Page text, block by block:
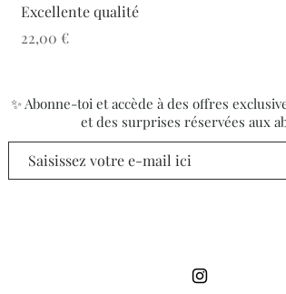
Excellente qualité
Prix
22,00 €
✨ Abonne-toi et accède à des offres
et des surprises réservées aux